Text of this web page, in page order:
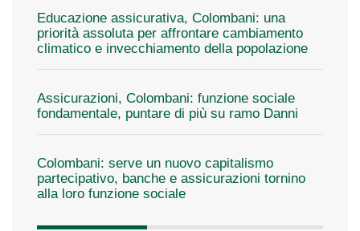
Educazione assicurativa, Colombani: una
priorità assoluta per affrontare cambiamento
climatico e invecchiamento della popolazione
Assicurazioni, Colombani: funzione sociale
fondamentale, puntare di più su ramo Danni
Colombani: serve un nuovo capitalismo
partecipativo, banche e assicurazioni tornino
alla loro funzione sociale